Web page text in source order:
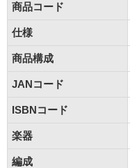
商品コード
仕様
商品構成
JANコード
ISBNコード
楽器
編成